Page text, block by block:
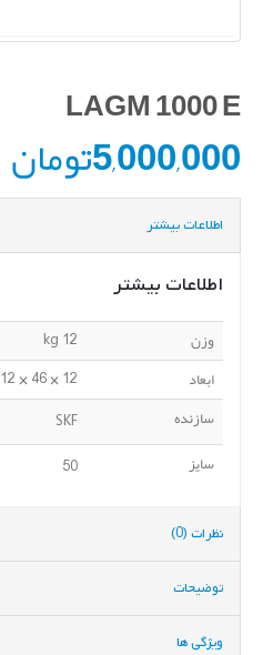
LAGM 1000 E
5,000,000تومان
اطلاعات بیشتر
اطلاعات بیشتر
وزن 12 kg
ابعاد 12 × 46 × 12 cm
سازنده SKF
سایز 50
نظرات (0)
توضیحات
ویژگی ها